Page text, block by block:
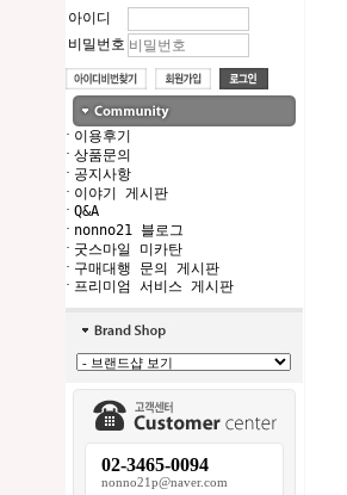
아이디
비밀번호
· 이용후기
· 상품문의
· 공지사항
· 이야기 게시판
· Q&A
· nonno21 블로그
· 굿스마일 미카탄
· 구매대행 문의 게시판
· 프리미엄 서비스 게시판
02-3465-0094
nonno21p@naver.com